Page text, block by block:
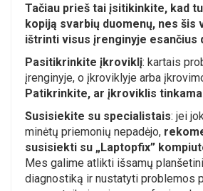
Tačiau prieš tai įsitikinkite, kad
kopiją svarbių duomenų, nes šis
ištrinti visus įrenginyje esančius
Pasitikrinkite įkroviklį: kartais
įrenginyje, o įkroviklyje arba
Patikrinkite, ar įkroviklis
Susisiekite su specialistais: jei
minėtų priemonių nepadėjo,
susisiekti su „Laptopfix”
Mes galime atlikti išsamų
diagnostiką ir nustatyti problemos